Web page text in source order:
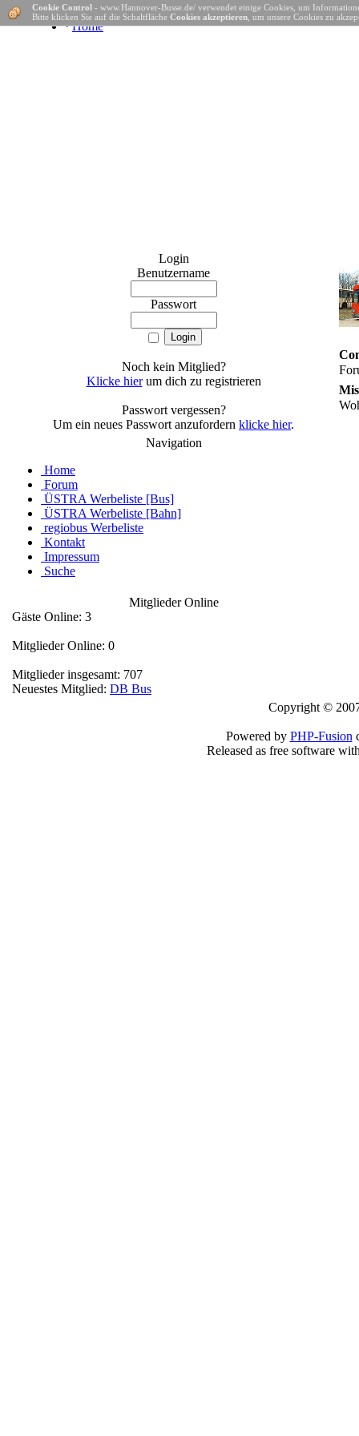
· Home
Login
Benutzername
Passwort
Noch kein Mitglied?
Klicke hierum dich zu registrieren
Passwort vergessen?
Um ein neues Passwort anzufordern klicke hier.
Navigation
Home
Forum
ÜSTRA Werbeliste [Bus]
ÜSTRA Werbeliste [Bahn]
regiobus Werbeliste
Kontakt
Impressum
Suche
Mitglieder Online
Gäste Online: 3
Mitglieder Online: 0
Mitglieder insgesamt: 707
Neuestes Mitglied: DB Bus
Cookie Control - www.Hannover-Busse.de/ verwendet einige Cookies, um
Bitte klicken Sie auf die Schaltfläche Cookies akzeptieren , um unsere Cookies zu
Copyright ©
Powered by PHP-Fusion
Released as free software